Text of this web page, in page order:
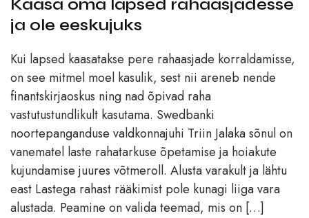
Kaasa oma lapsed rahaasjadesse
ja ole eeskujuks
Kui lapsed kaasatakse pere rahaasjade korraldamisse,
on see mitmel moel kasulik, sest nii areneb nende
finantskirjaoskus ning nad õpivad raha
vastutustundlikult kasutama. Swedbanki
noortepanganduse valdkonnajuhi Triin Jalaka sõnul on
vanematel laste rahatarkuse õpetamise ja hoiakute
kujundamise juures võtmeroll. Alusta varakult ja lähtu
east Lastega rahast rääkimist pole kunagi liiga vara
alustada. Peamine on valida teemad, mis on […]